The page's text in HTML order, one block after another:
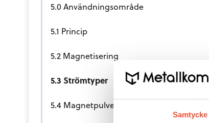
Samtycke
5.0 Användningsområde
5.1 Princip
5.2 Magnetisering
5.3 Strömtyper
5.4 Magnetpulver